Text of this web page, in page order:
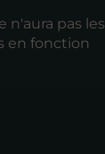
n'aura pas les
en fonction